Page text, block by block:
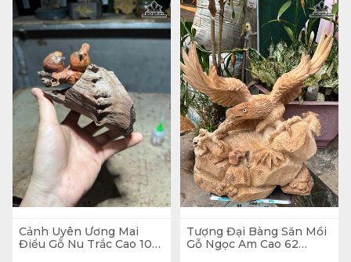
Cảnh Uyên Ương Mai
Điểu Gỗ Nu Trắc Cao 10
Tượng Đại Bàng Săn Mồi
Gỗ Ngọc Am Cao 62